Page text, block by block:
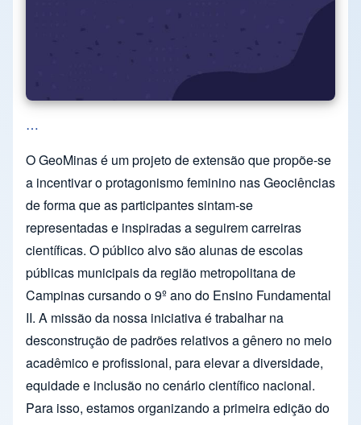
…
O GeoMinas é um projeto de extensão que propõe-se
a incentivar o protagonismo feminino nas Geociências
de forma que as participantes sintam-se
representadas e inspiradas a seguirem carreiras
científicas. O público alvo são alunas de escolas
públicas municipais da região metropolitana de
Campinas cursando o 9º ano do Ensino Fundamental
II. A missão da nossa iniciativa é trabalhar na
desconstrução de padrões relativos a gênero no meio
acadêmico e profissional, para elevar a diversidade,
equidade e inclusão no cenário científico nacional.
Para isso, estamos organizando a primeira edição do